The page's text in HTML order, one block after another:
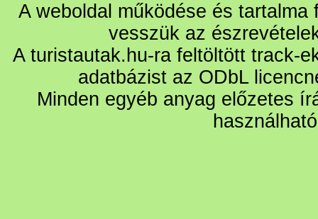
A weboldal működése és
vesszük az
A turistautak.hu-ra feltöltött track-
adatbázist az ODbL
Minden egyéb anyag előzetes